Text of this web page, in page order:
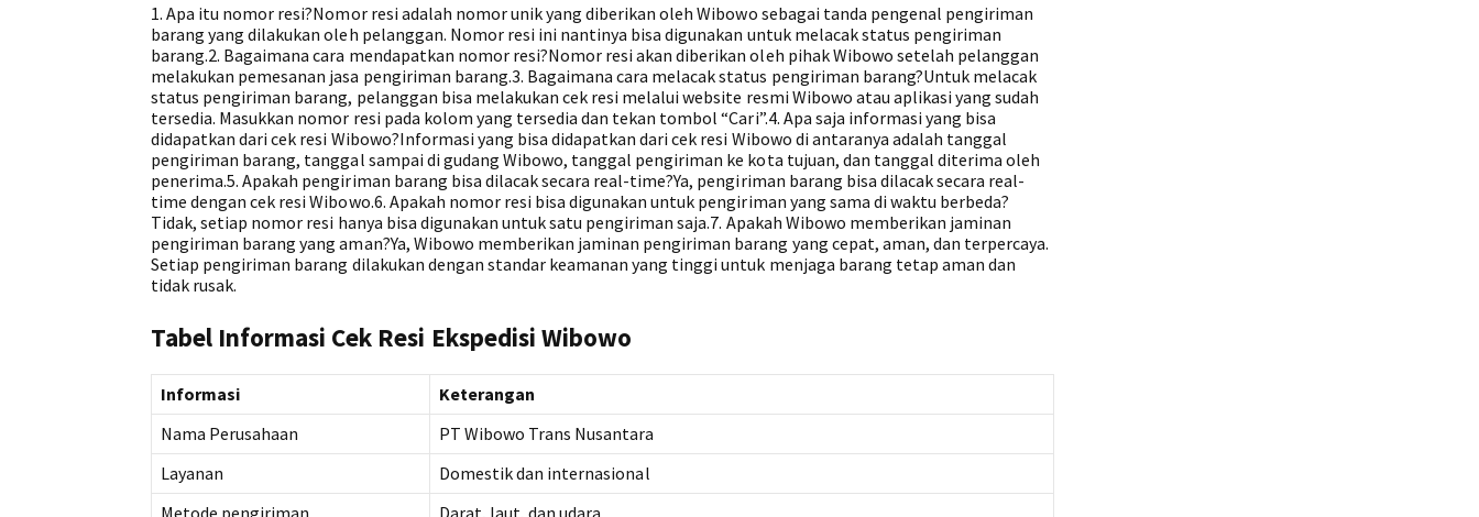
1. Apa itu nomor resi?Nomor resi adalah nomor unik yang diberikan oleh Wibowo sebagai tanda pengenal pengiriman
barang yang dilakukan oleh pelanggan. Nomor resi ini nantinya bisa digunakan untuk melacak status pengiriman
barang.2. Bagaimana cara mendapatkan nomor resi?Nomor resi akan diberikan oleh pihak Wibowo setelah pelanggan
melakukan pemesanan jasa pengiriman barang.3. Bagaimana cara melacak status pengiriman barang?Untuk melacak
status pengiriman barang, pelanggan bisa melakukan cek resi melalui website resmi Wibowo atau aplikasi yang sudah
tersedia. Masukkan nomor resi pada kolom yang tersedia dan tekan tombol “Cari”.4. Apa saja informasi yang bisa
didapatkan dari cek resi Wibowo?Informasi yang bisa didapatkan dari cek resi Wibowo di antaranya adalah tanggal
pengiriman barang, tanggal sampai di gudang Wibowo, tanggal pengiriman ke kota tujuan, dan tanggal diterima oleh
penerima.5. Apakah pengiriman barang bisa dilacak secara real-time?Ya, pengiriman barang bisa dilacak secara real-
time dengan cek resi Wibowo.6. Apakah nomor resi bisa digunakan untuk pengiriman yang sama di waktu berbeda?
Tidak, setiap nomor resi hanya bisa digunakan untuk satu pengiriman saja.7. Apakah Wibowo memberikan jaminan
pengiriman barang yang aman?Ya, Wibowo memberikan jaminan pengiriman barang yang cepat, aman, dan terpercaya.
Setiap pengiriman barang dilakukan dengan standar keamanan yang tinggi untuk menjaga barang tetap aman dan
tidak rusak.
Tabel Informasi Cek Resi Ekspedisi Wibowo
Informasi
Keterangan
Nama Perusahaan
PT Wibowo Trans Nusantara
Layanan
Domestik dan internasional
Metode pengiriman
Darat, laut, dan udara